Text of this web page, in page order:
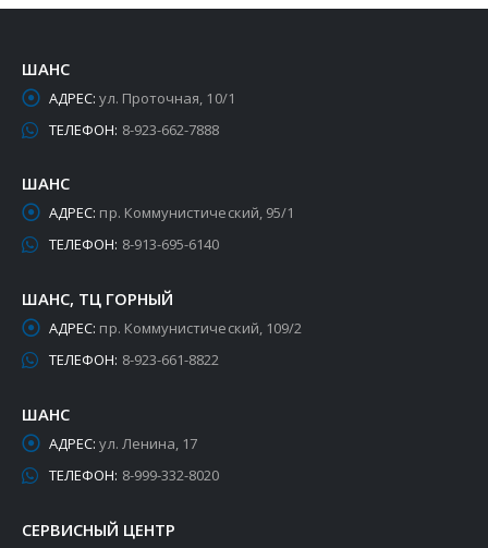
ШАНС
АДРЕС: ул. Проточная, 10/1
ТЕЛЕФОН: 8-923-662-7888
ШАНС
АДРЕС: пр. Коммунистический, 95/1
ТЕЛЕФОН: 8-913-695-6140
ШАНС, ТЦ ГОРНЫЙ
АДРЕС: пр. Коммунистический, 109/2
ТЕЛЕФОН: 8-923-661-8822
ШАНС
АДРЕС: ул. Ленина, 17
ТЕЛЕФОН: 8-999-332-8020
СЕРВИСНЫЙ ЦЕНТР